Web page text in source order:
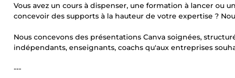
Vous avez un cours à dispenser, une formation à lancer ou
concevoir des supports à la hauteur de votre expertise ?
Nous concevons des présentations Canva soignées,
indépendants, enseignants, coachs qu'aux entreprises
---